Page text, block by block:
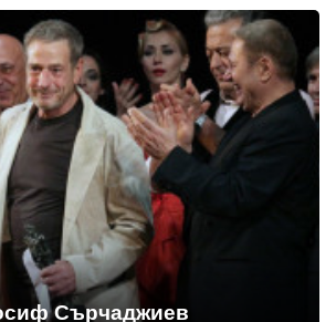
Сърчаджиев